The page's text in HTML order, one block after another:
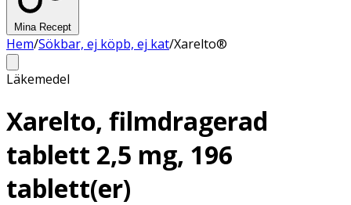
Mina Recept
Hem/Sökbar, ej köpb, ej kat/Xarelto®
Läkemedel
Xarelto, filmdragerad
tablett 2,5 mg, 196
tablett(er)